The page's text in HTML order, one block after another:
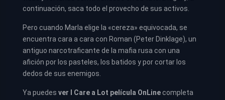
continuación, saca todo el provecho de sus activos.
Pero cuando Marla elige la «cereza» equivocada, se
encuentra cara a cara con Roman (Peter Dinklage), un
antiguo narcotraficante de la mafia rusa con una
afición por los pasteles, los batidos y por cortar los
dedos de sus enemigos.
Ya puedes ver I Care a Lot película OnLinecompleta